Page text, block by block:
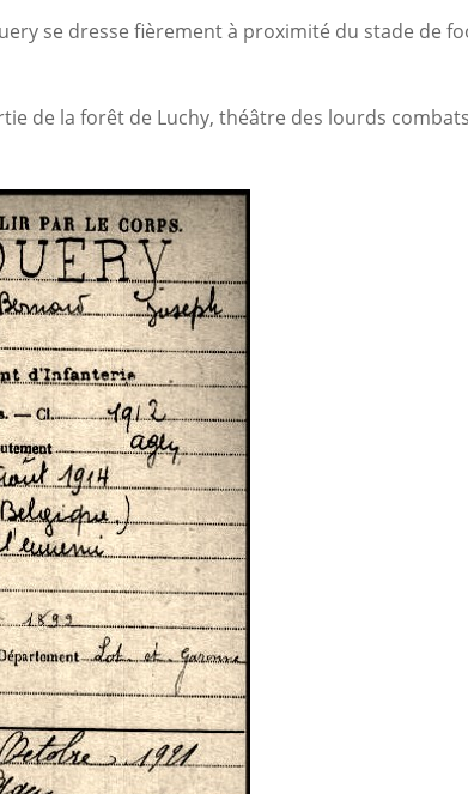
se dresse fièrement à proximité du stade de
de la forêt de Luchy, théâtre des lourds